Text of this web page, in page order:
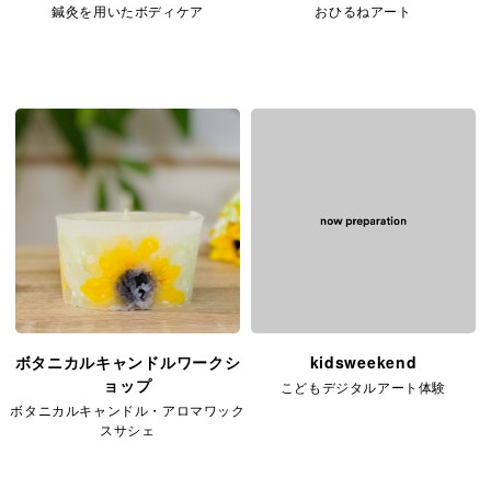
鍼灸を用いたボディケア おひるねアート
ボタニカルキャンドルワークシ
ョップ
ボタニカルキャンドル・アロマワック
スサシェ
kidsweekend
こどもデジタルアート体験